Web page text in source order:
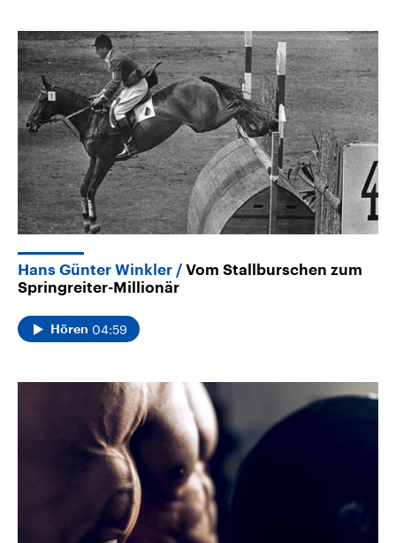
Hans Günter Winkler
Vom Stallburschen zum
Springreiter-Millionär
Hören 04:59